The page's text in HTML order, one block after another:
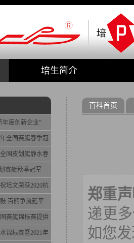
培生简介
百科首页
郑重
递更
如您
年度创新企业”
全国赛艇春季冠
国皮划艇静水春
赛艇秋季冠军
培文荣获2020杭
百舸争流延平
赛艇锦标赛提供
锦标赛暨2021年